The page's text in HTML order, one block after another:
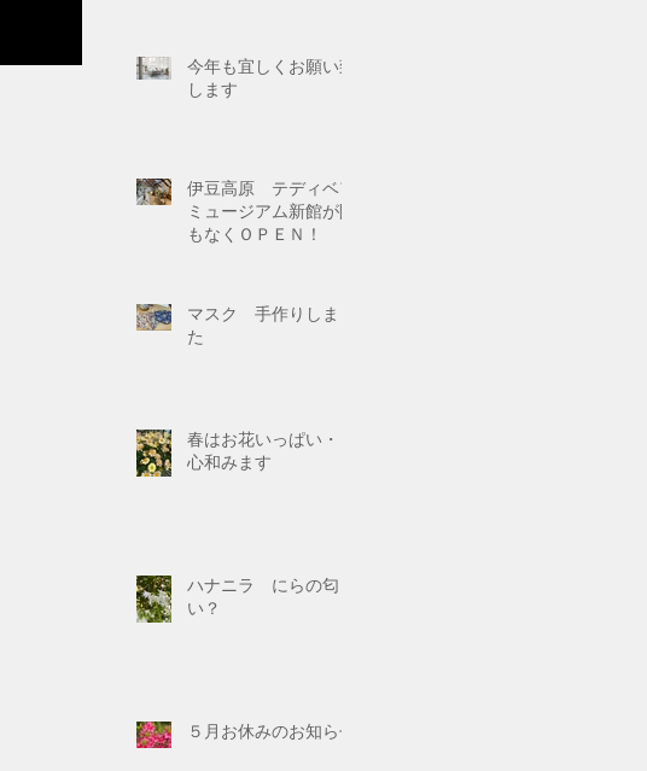
今年も宜しくお願い致
します
伊豆高原 テディベア
ミュージアム新館が間
もなくＯＰＥＮ！
マスク 手作りしまし
た
春はお花いっぱい・・
心和みます
ハナニラ にらの匂
い？
５月お休みのお知らせ